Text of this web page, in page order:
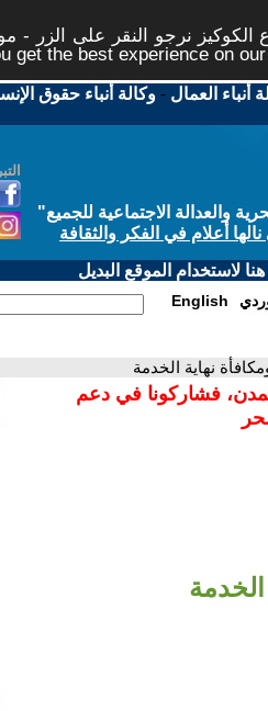
نرجو النقر على الزر -
get the best experience on
أنباء العمال -وكالة أنباء حقوق
الاجتماعية للجميع"
أعلام في الفكر والثقافة
لاستخدام الموقع البديل
English
نهاية الخدمة
فشاركونا في دعم
الخدمة